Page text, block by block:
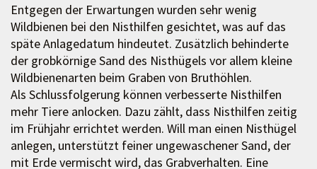
Entgegen der Erwartungen wurden sehr wenig
Wildbienen bei den Nisthilfen gesichtet, was auf das
späte Anlagedatum hindeutet. Zusätzlich behinderte
der grobkörnige Sand des Nisthügels vor allem kleine
Wildbienenarten beim Graben von Bruthöhlen.
Als Schlussfolgerung können verbesserte Nisthilfen
mehr Tiere anlocken. Dazu zählt, dass Nisthilfen zeitig
im Frühjahr errichtet werden. Will man einen Nisthügel
anlegen, unterstützt feiner ungewaschener Sand, der
mit Erde vermischt wird, das Grabverhalten. Eine